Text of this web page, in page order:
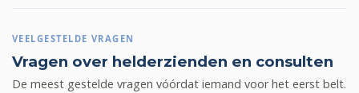
VEELGESTELDE VRAGEN
Vragen over helderzienden en consulten
De meest gestelde vragen vóórdat iemand voor het eerst belt.